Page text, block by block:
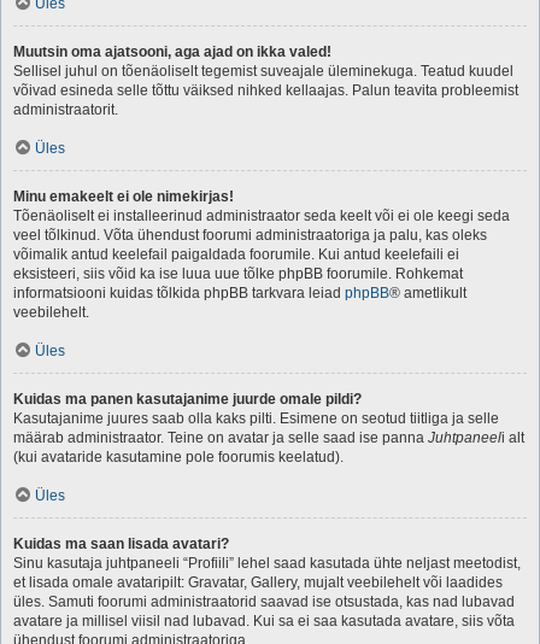
Üles
Muutsin oma ajatsooni, aga ajad on ikka valed!
Sellisel juhul on tõenäoliselt tegemist suveajale üleminekuga. Teatud kuudel
võivad esineda selle tõttu väiksed nihked kellaajas. Palun teavita probleemist
administraatorit.
Üles
Minu emakeelt ei ole nimekirjas!
Tõenäoliselt ei installeerinud administraator seda keelt või ei ole keegi seda
veel tõlkinud. Võta ühendust foorumi administraatoriga ja palu, kas oleks
võimalik antud keelefail paigaldada foorumile. Kui antud keelefaili ei
eksisteeri, siis võid ka ise luua uue tõlke phpBB foorumile. Rohkemat
informatsiooni kuidas tõlkida phpBB tarkvara leiad phpBB® ametlikult
veebilehelt.
Üles
Kuidas ma panen kasutajanime juurde omale pildi?
Kasutajanime juures saab olla kaks pilti. Esimene on seotud tiitliga ja selle
määrab administraator. Teine on avatar ja selle saad ise panna Juhtpaneeli alt
(kui avataride kasutamine pole foorumis keelatud).
Üles
Kuidas ma saan lisada avatari?
Sinu kasutaja juhtpaneeli “Profiili” lehel saad kasutada ühte neljast meetodist,
et lisada omale avataripilt: Gravatar, Gallery, mujalt veebilehelt või laadides
üles. Samuti foorumi administraatorid saavad ise otsustada, kas nad lubavad
avatare ja millisel viisil nad lubavad. Kui sa ei saa kasutada avatare, siis võta
ühendust foorumi administraatoriga..